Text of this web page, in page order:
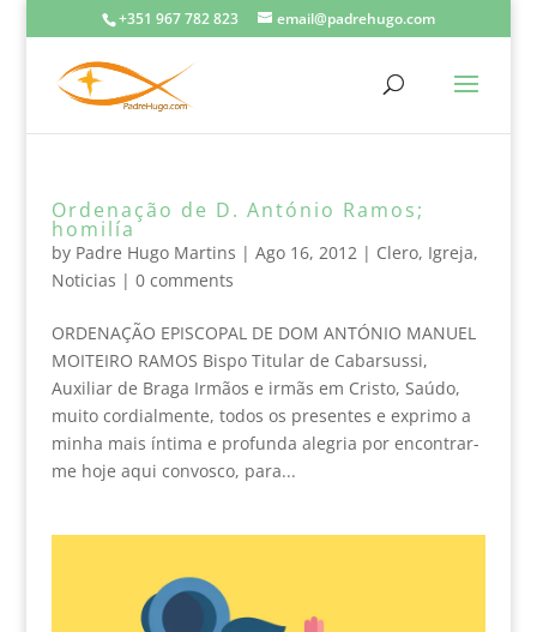
+351 967 782 823 email@padrehugo.com
Ordenação de D. António Ramos;
homilía
by Padre Hugo Martins | Ago 16, 2012| Clero, Igreja,
Noticias | 0 comments
ORDENAÇÃO EPISCOPAL DE DOM ANTÓNIO MANUEL
MOITEIRO RAMOS Bispo Titular de Cabarsussi,
Auxiliar de Braga Irmãos e irmãs em Cristo, Saúdo,
muito cordialmente, todos os presentes e exprimo a
minha mais íntima e profunda alegria por encontrar-
me hoje aqui convosco, para...